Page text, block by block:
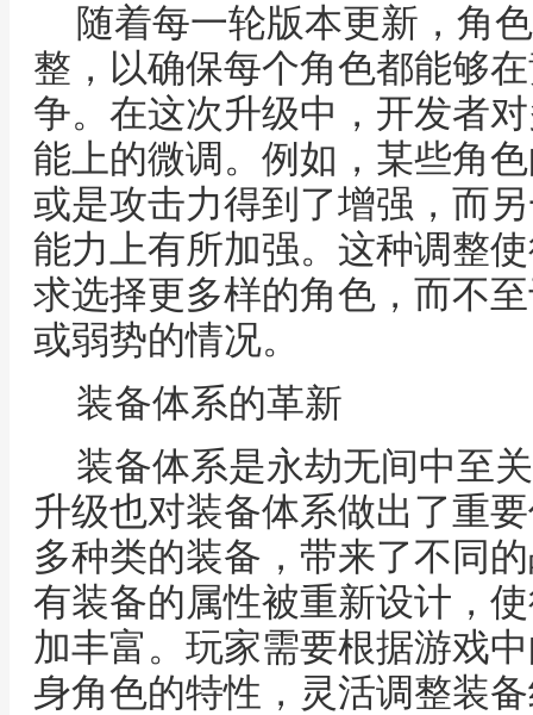
随着每一轮版本更新，角
整，以确保每个角色都能够
争。在这次升级中，开发者
能上的微调。例如，某些角
或是攻击力得到了增强，而
能力上有所加强。这种调整
求选择更多样的角色，而不
或弱势的情况。
装备体系的革新
装备体系是永劫无间中至
升级也对装备体系做出了重
多种类的装备，带来了不同
有装备的属性被重新设计，
加丰富。玩家需要根据游戏
身角色的特性，灵活调整装